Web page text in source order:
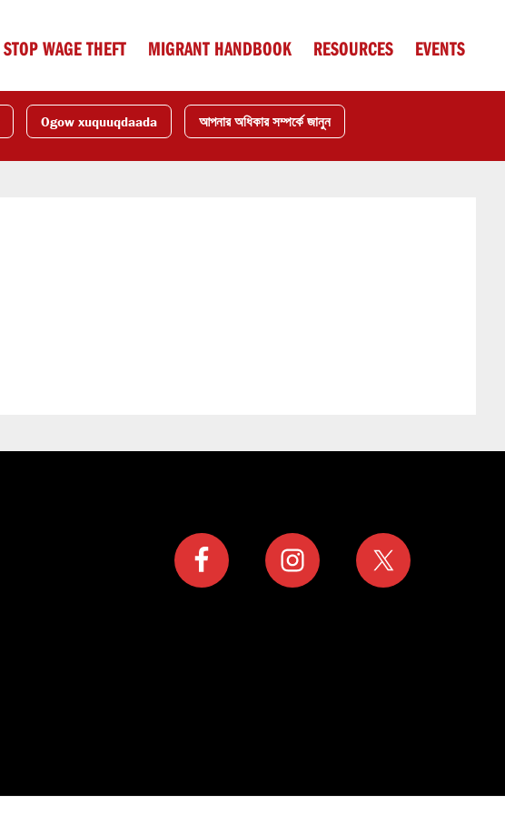
STOP WAGE THEFT MIGRANT HANDBOOK RESOURCES EVENTS
Ogow xuquuqdaada আপনার অধিকার সম্পর্কে জানুন